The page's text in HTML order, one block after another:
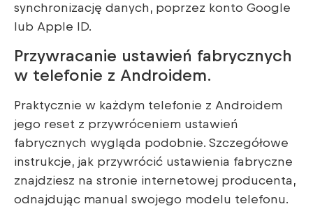
synchronizację danych, poprzez konto Google
lub Apple ID.
Przywracanie ustawień fabrycznych
w telefonie z Androidem.
Praktycznie w każdym telefonie z Androidem
jego reset z przywróceniem ustawień
fabrycznych wygląda podobnie. Szczegółowe
instrukcje, jak przywrócić ustawienia fabryczne
znajdziesz na stronie internetowej producenta,
odnajdując manual swojego modelu telefonu.